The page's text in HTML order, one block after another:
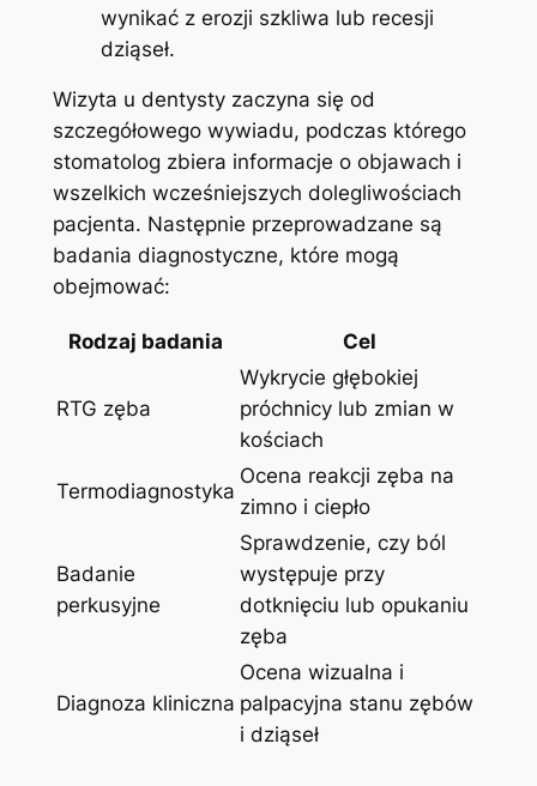
wynikać z erozji szkliwa lub⁣ recesji
dziąseł.
Wizyta u dentysty ‍zaczyna‌ się od
szczegółowego⁣ wywiadu, podczas którego
stomatolog‌ zbiera informacje ‍o objawach i
wszelkich wcześniejszych dolegliwościach
pacjenta. Następnie przeprowadzane są
‍badania diagnostyczne, które mogą
obejmować:
Rodzaj badania Cel
RTG zęba
Wykrycie głębokiej
próchnicy ‍lub ​zmian ⁢w
kościach
Termodiagnostyka
Ocena⁢ reakcji zęba na
zimno i ciepło
Badanie
perkusyjne
Sprawdzenie, czy ból
występuje przy
dotknięciu lub opukaniu
zęba
Diagnoza kliniczna
Ocena wizualna i
palpacyjna stanu zębów‌
i dziąseł